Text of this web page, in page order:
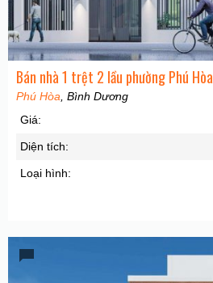
Bán nhà 1 trệt 2 lầu phường Phú Hòa
Phú Hòa , Bình Dương
Giá:
Diện tích:
Loại hình: